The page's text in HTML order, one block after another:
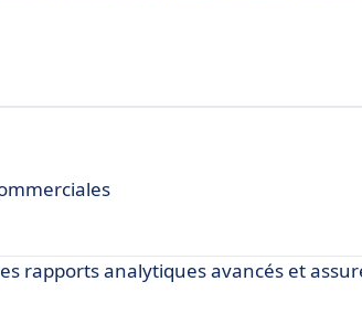
rapports analytiques avancés et